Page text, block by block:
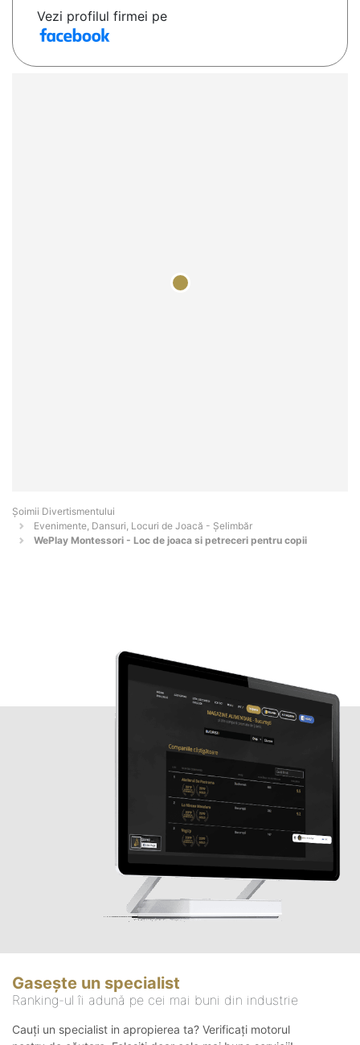
Vezi profilul firmei pe
Şoimii Divertismentului
Evenimente, Dansuri, Locuri de Joacă - Şelimbăr
WePlay Montessori - Loc de joaca si petreceri pentru copii
Gasește un specialist
Ranking-ul îi adună pe cei mai buni din industrie
Cauți un specialist in apropierea ta? Verificați motorul